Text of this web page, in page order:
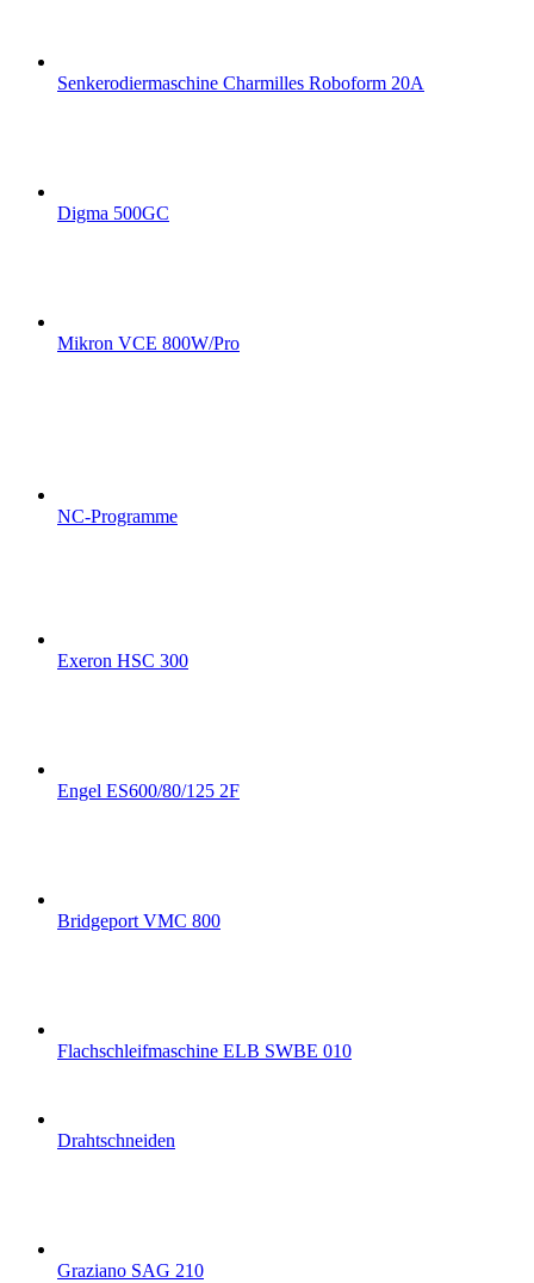
Senkerodiermaschine Charmilles Roboform 20A
Digma 500GC
Mikron VCE 800W/Pro
NC-Programme
Exeron HSC 300
Engel ES600/80/125 2F
Bridgeport VMC 800
Flachschleifmaschine ELB SWBE 010
Drahtschneiden
Graziano SAG 210